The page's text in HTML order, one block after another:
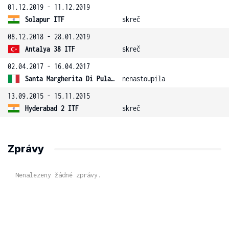
01.12.2019 - 11.12.2019
Solapur ITF
skreč
08.12.2018 - 28.01.2019
Antalya 38 ITF
skreč
02.04.2017 - 16.04.2017
Santa Margherita Di Pula 3 ITF
nenastoupila
13.09.2015 - 15.11.2015
Hyderabad 2 ITF
skreč
Zprávy
Nenalezeny žádné zprávy.